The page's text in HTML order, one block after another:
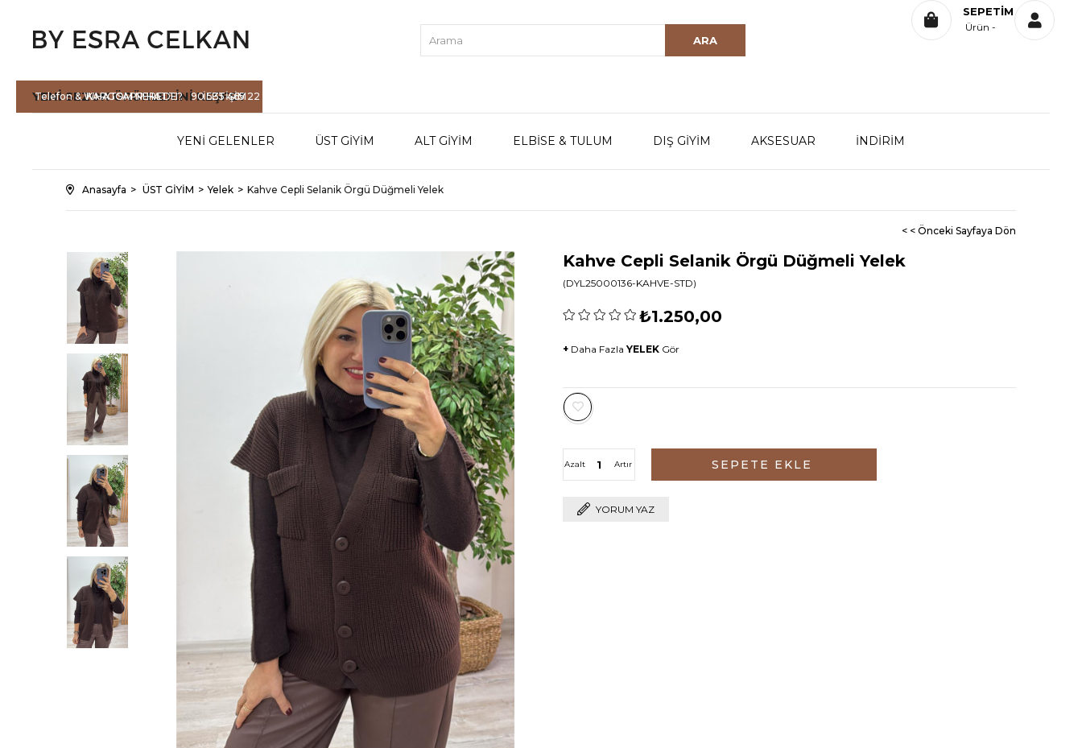
Telefon & WHATSAPP HATTI : 90 535 465 22
YENİ SEZONÜRÜNLERİNİ KEŞFET
KARGOM NEREDE? İLETİŞİM
SEPETIM
Ürün
YENİ GELENLER ÜST GİYİM ALT GİYİM ELBİSE & TULUM DIŞ GİYİM AKSESUAR İNDİRİM
Anasayfa ÜST GİYİM Yelek Kahve Cepli Selanik Örgü Düğmeli Yelek
< < Önceki Sayfaya Dön
Kahve Cepli Selanik Örgü Düğmeli Yelek
(DYL25000136-KAHVE-STD)
₺1.250,00
+ Daha Fazla YELEK Gör
Artır
Azalt
YORUM YAZ